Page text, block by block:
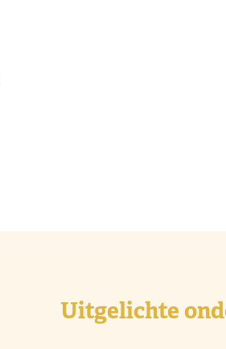
Uitgelichte